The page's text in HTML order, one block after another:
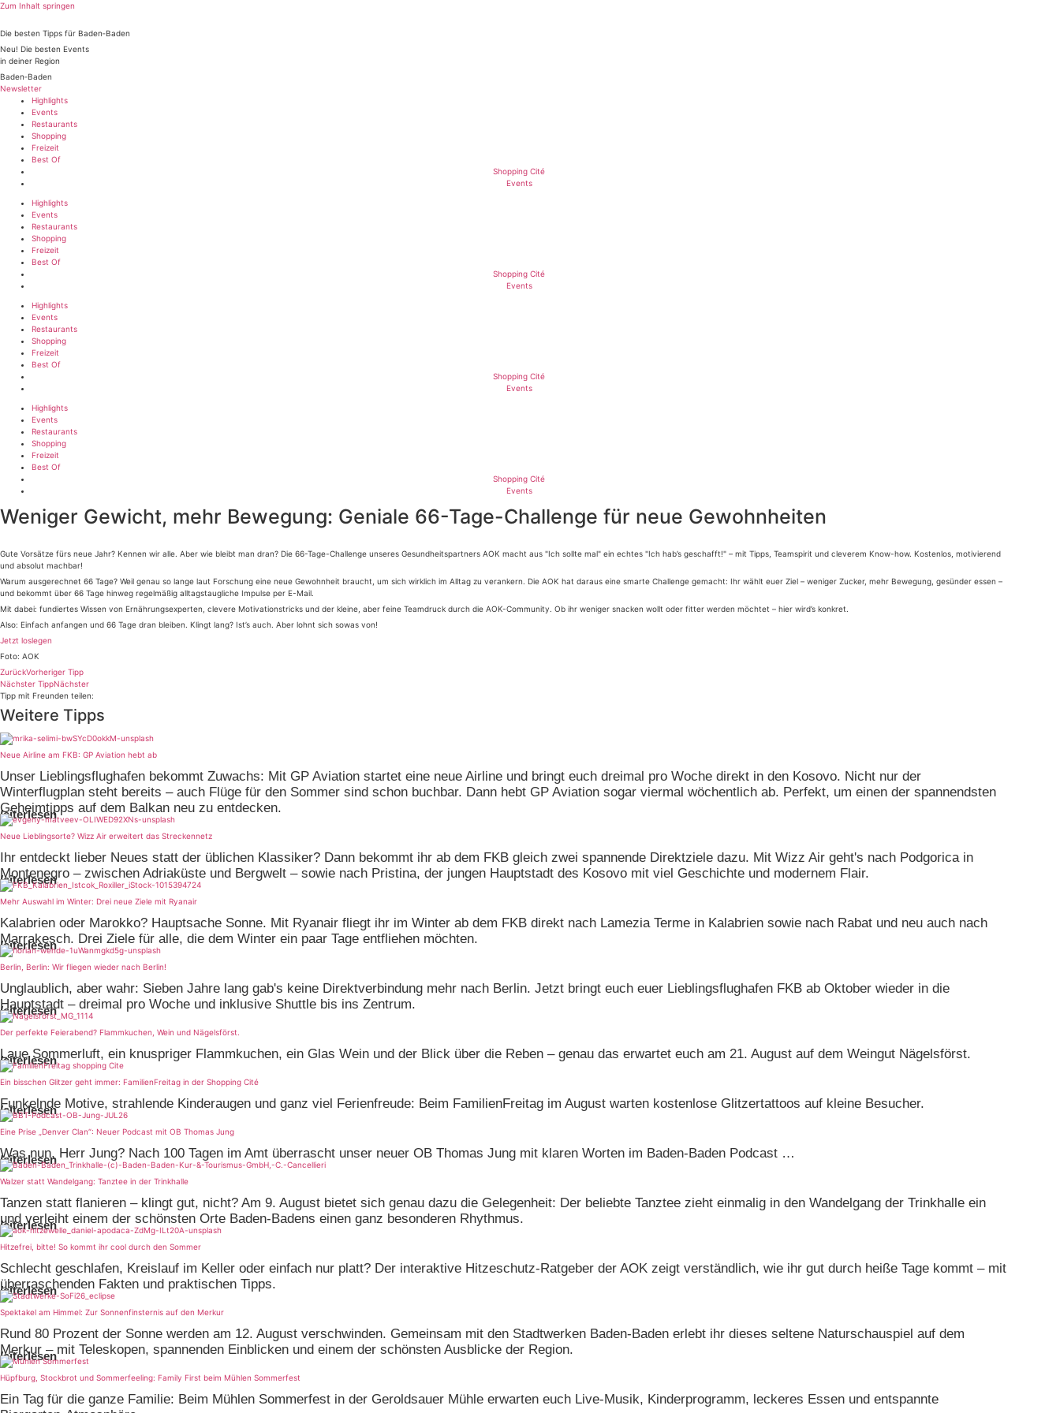
Zum Inhalt springen
Die besten Tipps für Baden‑Baden
Neu! Die besten Events
in deiner Region
Baden‑Baden
Newsletter
Highlights
Events
Restaurants
Shopping
Freizeit
Best Of
Shopping Cité
Events
Highlights
Events
Restaurants
Shopping
Freizeit
Best Of
Shopping Cité
Events
Highlights
Events
Restaurants
Shopping
Freizeit
Best Of
Shopping Cité
Events
Highlights
Events
Restaurants
Shopping
Freizeit
Best Of
Shopping Cité
Events
Weniger Gewicht, mehr Bewegung: Geniale 66-Tage-Challenge für neue Gewohnheiten
Gute Vorsätze fürs neue Jahr? Kennen wir alle. Aber wie bleibt man dran? Die 66-Tage-Challenge unseres Gesundheitspartners AOK macht aus "Ich sollte mal" ein echtes "Ich hab’s geschafft!" – mit Tipps, Teamspirit und cleverem Know-how. Kostenlos, motivierend
und absolut machbar!
Warum ausgerechnet 66 Tage? Weil genau so lange laut Forschung eine neue Gewohnheit braucht, um sich wirklich im Alltag zu verankern. Die AOK hat daraus eine smarte Challenge gemacht: Ihr wählt euer Ziel – weniger Zucker, mehr Bewegung, gesünder essen –
und bekommt über 66 Tage hinweg regelmäßig alltagstaugliche Impulse per E-Mail.
Mit dabei: fundiertes Wissen von Ernährungsexperten, clevere Motivationstricks und der kleine, aber feine Teamdruck durch die AOK-Community. Ob ihr weniger snacken wollt oder fitter werden möchtet – hier wird’s konkret.
Also: Einfach anfangen und 66 Tage dran bleiben. Klingt lang? Ist’s auch. Aber lohnt sich sowas von!
Jetzt loslegen
Foto: AOK
ZurückVorheriger Tipp
Nächster TippNächster
Tipp mit Freunden teilen:
Weitere Tipps
Neue Airline am FKB: GP Aviation hebt ab
Unser Lieblingsflughafen bekommt Zuwachs: Mit GP Aviation startet eine neue Airline und bringt euch dreimal pro Woche direkt in den Kosovo. Nicht nur der
Winterflugplan steht bereits – auch Flüge für den Sommer sind schon buchbar. Dann hebt GP Aviation sogar viermal wöchentlich ab. Perfekt, um einen der spannendsten
Geheimtipps auf dem Balkan neu zu entdecken.
Neue Lieblingsorte? Wizz Air erweitert das Streckennetz
Ihr entdeckt lieber Neues statt der üblichen Klassiker? Dann bekommt ihr ab dem FKB gleich zwei spannende Direktziele dazu. Mit Wizz Air geht's nach Podgorica in
Montenegro – zwischen Adriaküste und Bergwelt – sowie nach Pristina, der jungen Hauptstadt des Kosovo mit viel Geschichte und modernem Flair.
Mehr Auswahl im Winter: Drei neue Ziele mit Ryanair
Kalabrien oder Marokko? Hauptsache Sonne. Mit Ryanair fliegt ihr im Winter ab dem FKB direkt nach Lamezia Terme in Kalabrien sowie nach Rabat und neu auch nach
Marrakesch. Drei Ziele für alle, die dem Winter ein paar Tage entfliehen möchten.
Berlin, Berlin: Wir fliegen wieder nach Berlin!
Unglaublich, aber wahr: Sieben Jahre lang gab's keine Direktverbindung mehr nach Berlin. Jetzt bringt euch euer Lieblingsflughafen FKB ab Oktober wieder in die
Hauptstadt – dreimal pro Woche und inklusive Shuttle bis ins Zentrum.
Der perfekte Feierabend? Flammkuchen, Wein und Nägelsförst.
Laue Sommerluft, ein knuspriger Flammkuchen, ein Glas Wein und der Blick über die Reben – genau das erwartet euch am 21. August auf dem Weingut Nägelsförst.
Ein bisschen Glitzer geht immer: FamilienFreitag in der Shopping Cité
Funkelnde Motive, strahlende Kinderaugen und ganz viel Ferienfreude: Beim FamilienFreitag im August warten kostenlose Glitzertattoos auf kleine Besucher.
Eine Prise „Denver Clan“: Neuer Podcast mit OB Thomas Jung
Was nun, Herr Jung? Nach 100 Tagen im Amt überrascht unser neuer OB Thomas Jung mit klaren Worten im Baden-Baden Podcast …
Walzer statt Wandelgang: Tanztee in der Trinkhalle
Tanzen statt flanieren – klingt gut, nicht? Am 9. August bietet sich genau dazu die Gelegenheit: Der beliebte Tanztee zieht einmalig in den Wandelgang der Trinkhalle ein
und verleiht einem der schönsten Orte Baden-Badens einen ganz besonderen Rhythmus.
Hitzefrei, bitte! So kommt ihr cool durch den Sommer
Schlecht geschlafen, Kreislauf im Keller oder einfach nur platt? Der interaktive Hitzeschutz-Ratgeber der AOK zeigt verständlich, wie ihr gut durch heiße Tage kommt – mit
überraschenden Fakten und praktischen Tipps.
Spektakel am Himmel: Zur Sonnenfinsternis auf den Merkur
Rund 80 Prozent der Sonne werden am 12. August verschwinden. Gemeinsam mit den Stadtwerken Baden-Baden erlebt ihr dieses seltene Naturschauspiel auf dem
Merkur – mit Teleskopen, spannenden Einblicken und einem der schönsten Ausblicke der Region.
Hüpfburg, Stockbrot und Sommerfeeling: Family First beim Mühlen Sommerfest
Ein Tag für die ganze Familie: Beim Mühlen Sommerfest in der Geroldsauer Mühle erwarten euch Live-Musik, Kinderprogramm, leckeres Essen und entspannte